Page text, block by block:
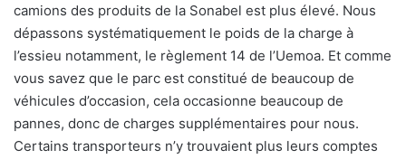
camions des produits de la Sonabel est plus élevé. Nous
dépassons systématiquement le poids de la charge à
l’essieu notamment, le règlement 14 de l’Uemoa. Et comme
vous savez que le parc est constitué de beaucoup de
véhicules d’occasion, cela occasionne beaucoup de
pannes, donc de charges supplémentaires pour nous.
Certains transporteurs n’y trouvaient plus leurs comptes